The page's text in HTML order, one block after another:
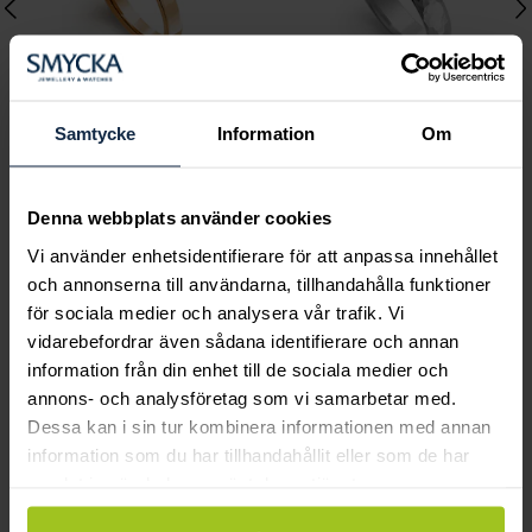
Samtycke Information Om
Denna webbplats använder cookies
Vi använder enhetsidentifierare för att anpassa innehållet
och annonserna till användarna, tillhandahålla funktioner
för sociala medier och analysera vår trafik. Vi
vidarebefordrar även sådana identifierare och annan
information från din enhet till de sociala medier och
annons- och analysföretag som vi samarbetar med.
Dessa kan i sin tur kombinera informationen med annan
information som du har tillhandahållit eller som de har
Meja 0,20 ct rödguld
Pris
15 290 kr
15 290 kr
Emma 0,02 ct vitguld
Pris
:15 650 kr
15 650 kr
Andra köpte också